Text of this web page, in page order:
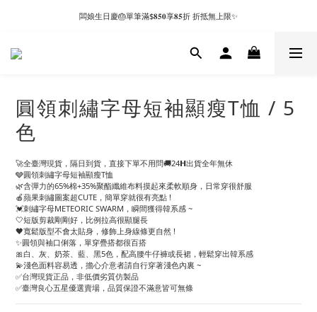
闆娘生日慶🎂單筆滿$𝟖𝟓𝟎享𝟖𝟓折 折抵無上限✨
圓領刺繡字母短袖顯瘦T恤 / 5
色
🚀全臺灣現貨，隔日到貨，直接下單不用問🚚24𝗛出貨全年無休
🩶圓領刺繡字母短袖顯瘦T恤
🌿含彈力的65%棉+35%聚酯纖維布料摸起來柔軟順身，日常穿很舒服
🍎蘋果刺繡圖案超CUTE，簡單穿就很有亮點 !
💓刺繡字母METEORIC SWARM，瞬間獲得韓系感 ~
🤍短版剪裁剛剛好，比例拉高很顯腿長
🖤寬鬆版型不會太貼身，修飾上身線條更自然 !
✨圓領與袖口俐落，單穿疊搭都很百搭
🎀白、灰、奶茶、藍、黑5色，配高腰牛仔褲或長裙，輕鬆穿出韓系感
💫淺色面料容易透，擔心介意者請自行穿著淺色內裏 ~
✅台灣現貨正品，非低價劣質仿製品
✅臺灣良心五星優選賣場，品質保證不滿意皆可無條